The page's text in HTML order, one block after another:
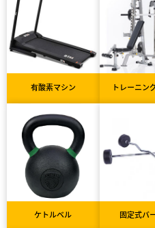
有酸素マシン トレーニン
ケトルベル 固定式バ